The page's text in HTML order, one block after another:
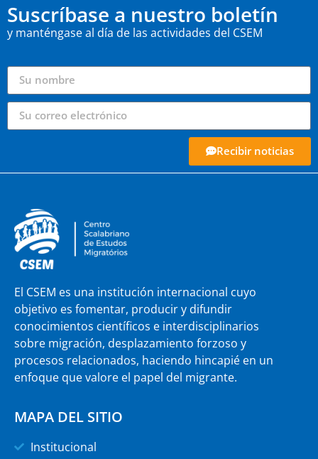
Suscríbase a nuestro boletín
y manténgase al día de las actividades del CSEM
Recibir noticias
El CSEM es una institución internacional cuyo
objetivo es fomentar, producir y difundir
conocimientos científicos e interdisciplinarios
sobre migración, desplazamiento forzoso y
procesos relacionados, haciendo hincapié en un
enfoque que valore el papel del migrante.
MAPA DEL SITIO
Institucional